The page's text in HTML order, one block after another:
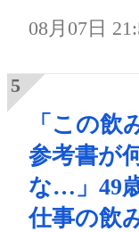
08月07日
「この飲
参考書が
な…」49
仕事の飲